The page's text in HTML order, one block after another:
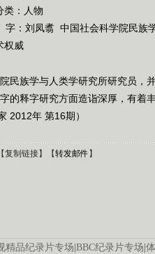
类：人物
： 刘凤翥 中国社会科学院民族
权威
民族学与人类学研究所研究员，
的释字研究方面造诣深厚，有着
2012年 第16期）
【复制链接】【转发邮件 】
精品纪录片专场 BBC纪录片专场